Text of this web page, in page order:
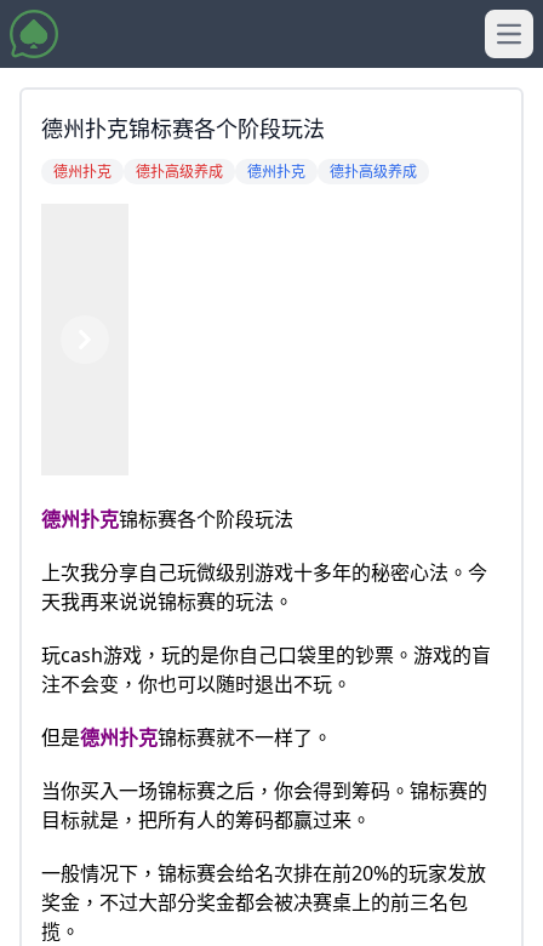
德州扑克锦标赛各个阶段玩法
德州扑克 德扑高级养成 德州扑克 德扑高级养成
德州扑克锦标赛各个阶段玩法
上次我分享自己玩微级别游戏十多年的秘密心法。今
天我再来说说锦标赛的玩法。
玩cash游戏，玩的是你自己口袋里的钞票。游戏的盲
注不会变，你也可以随时退出不玩。
但是德州扑克锦标赛就不一样了。
当你买入一场锦标赛之后，你会得到筹码。锦标赛的
目标就是，把所有人的筹码都赢过来。
一般情况下，锦标赛会给名次排在前20%的玩家发放
奖金，不过大部分奖金都会被决赛桌上的前三名包
揽。